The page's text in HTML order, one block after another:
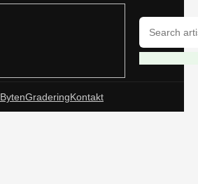
BytenGraderingKontakt